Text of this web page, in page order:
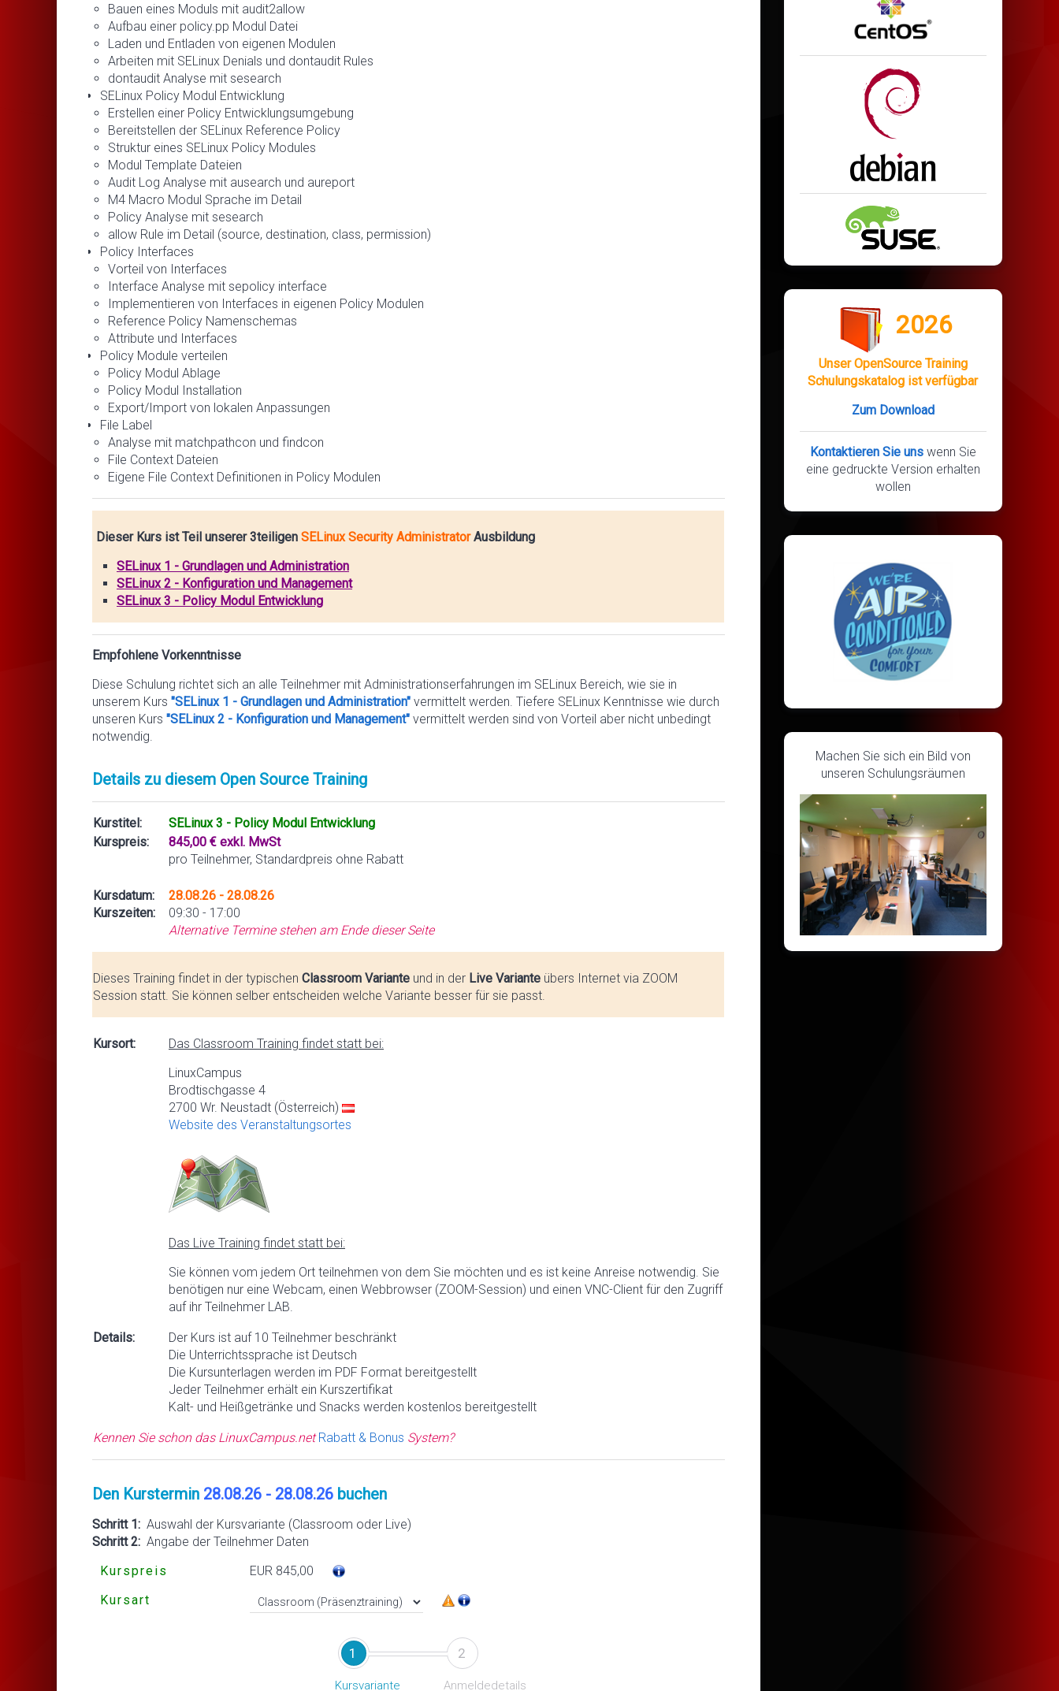
Bauen eines Moduls mit audit2allow
Aufbau einer policy.pp Modul Datei
Laden und Entladen von eigenen Modulen
Arbeiten mit SELinux Denials und dontaudit Rules
dontaudit Analyse mit sesearch
SELinux Policy Modul Entwicklung
Erstellen einer Policy Entwicklungsumgebung
Bereitstellen der SELinux Reference Policy
Struktur eines SELinux Policy Modules
Modul Template Dateien
Audit Log Analyse mit ausearch und aureport
M4 Macro Modul Sprache im Detail
Policy Analyse mit sesearch
allow Rule im Detail (source, destination, class, permission)
Policy Interfaces
Vorteil von Interfaces
Interface Analyse mit sepolicy interface
Implementieren von Interfaces in eigenen Policy Modulen
Reference Policy Namenschemas
Attribute und Interfaces
Policy Module verteilen
Policy Modul Ablage
Policy Modul Installation
Export/Import von lokalen Anpassungen
File Label
Analyse mit matchpathcon und findcon
File Context Dateien
Eigene File Context Definitionen in Policy Modulen
Dieser Kurs ist Teil unserer 3teiligen SELinux Security AdministratorAusbildung
SELinux 1 - Grundlagen und Administration
SELinux 2 - Konfiguration und Management
SELinux 3 - Policy Modul Entwicklung
Empfohlene Vorkenntnisse
Diese Schulung richtet sich an alle Teilnehmer mit Administrationserfahrungen im SELinux Bereich, wie sie in
unserem Kurs "SELinux 1 - Grundlagen und Administration" vermittelt werden. Tiefere SELinux Kenntnisse wie durch
unseren Kurs "SELinux 2 - Konfiguration und Management" vermittelt werden sind von Vorteil aber nicht unbedingt
notwendig.
Details zu diesem Open Source Training
Kurstitel:
SELinux 3 - Policy Modul Entwicklung
Kurspreis:
845,00 € exkl. MwSt
pro Teilnehmer, Standardpreis ohne Rabatt
Kursdatum:
Kurszeiten:
28.08.26 - 28.08.26
09:30 - 17:00
Alternative Termine stehen am Ende dieser Seite
Dieses Training findet in der typischen Classroom Variante und in der Live Variante übers Internet via ZOOM
Session statt. Sie können selber entscheiden welche Variante besser für sie passt.
Kursort:
Das Classroom Training findet statt bei:
LinuxCampus
Brodtischgasse 4
2700 Wr. Neustadt (Österreich)
Website des Veranstaltungsortes
Das Live Training findet statt bei:
Sie können vom jedem Ort teilnehmen von dem Sie möchten und es ist keine Anreise notwendig. Sie
benötigen nur eine Webcam, einen Webbrowser (ZOOM-Session) und einen VNC-Client für den Zugriff
auf ihr Teilnehmer LAB.
Details:
Der Kurs ist auf 10 Teilnehmer beschränkt
Die Unterrichtssprache ist Deutsch
Die Kursunterlagen werden im PDF Format bereitgestellt
Jeder Teilnehmer erhält ein Kurszertifikat
Kalt- und Heißgetränke und Snacks werden kostenlos bereitgestellt
Kennen Sie schon das LinuxCampus.netRabatt & Bonus System?
Den Kurstermin 28.08.26 - 28.08.26 buchen
Schritt 1: Auswahl der Kursvariante (Classroom oder Live)
Schritt 2: Angabe der Teilnehmer Daten
Kurspreis
EUR 845,00
Kursart
1
Kursvariante
2
Anmeldedetails
2026
Unser OpenSource Training
Schulungskatalog ist verfügbar
Zum Download
Kontaktieren Sie uns wenn Sie
eine gedruckte Version erhalten
wollen
Machen Sie sich ein Bild von
unseren Schulungsräumen